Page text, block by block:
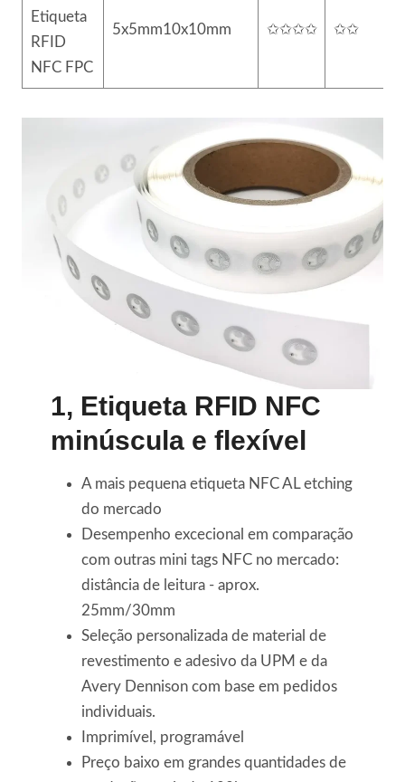
Etiqueta
RFID
NFC FPC
5x5mm10x10mm ✩✩✩✩ ✩✩
1, Etiqueta RFID NFC
minúscula e flexível
A mais pequena etiqueta NFC AL etching
do mercado
Desempenho excecional em comparação
com outras mini tags NFC no mercado:
distância de leitura - aprox.
25mm/30mm
Seleção personalizada de material de
revestimento e adesivo da UPM e da
Avery Dennison com base em pedidos
individuais.
Imprimível, programável
Preço baixo em grandes quantidades de